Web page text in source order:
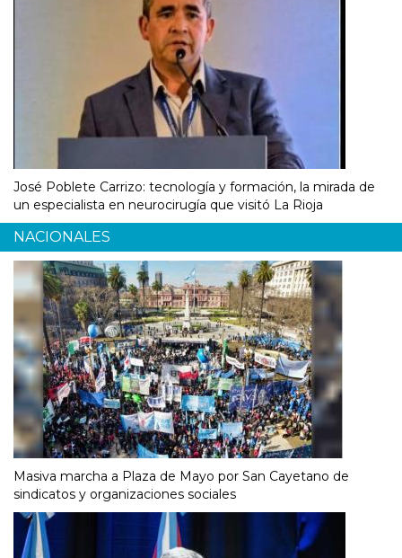
José Poblete Carrizo: tecnología y formación, la mirada de
un especialista en neurocirugía que visitó La Rioja
NACIONALES
Masiva marcha a Plaza de Mayo por San Cayetano de
sindicatos y organizaciones sociales